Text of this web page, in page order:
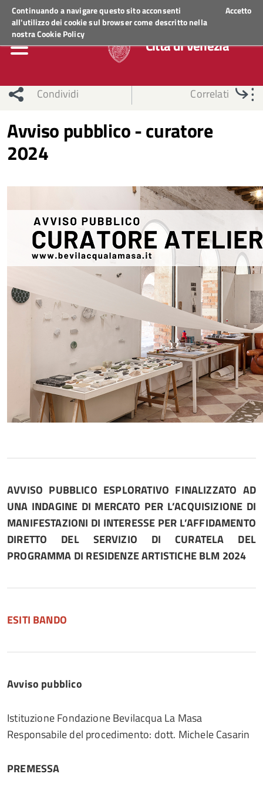
Continuando a navigare questo sito acconsenti
all'utilizzo dei cookie sul browser come descritto nella
nostraCookie Policy
Accetto
Regione Veneto ACCEDI AI SERVIZI
Città di Venezia
Condividi Correlati
Avviso pubblico - curatore
2024
AVVISO PUBBLICO ESPLORATIVO FINALIZZATO AD
UNA INDAGINE DI MERCATO PER L’ACQUISIZIONE DI
MANIFESTAZIONI DI INTERESSE PER L’AFFIDAMENTO
DIRETTO DEL SERVIZIO DI CURATELA DEL
PROGRAMMA DI RESIDENZE ARTISTICHE BLM 2024
ESITI BANDO
Avviso pubblico
Istituzione Fondazione Bevilacqua La Masa
Responsabile del procedimento: dott. Michele Casarin
PREMESSA